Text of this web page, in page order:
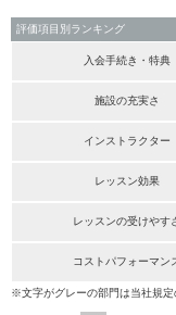
評価項目別ランキング
入会手続き・特典
施設の充実さ
インストラクター
レッスン効果
レッスンの受けやす
コストパフォーマン
※文字がグレーの部門は当社規定